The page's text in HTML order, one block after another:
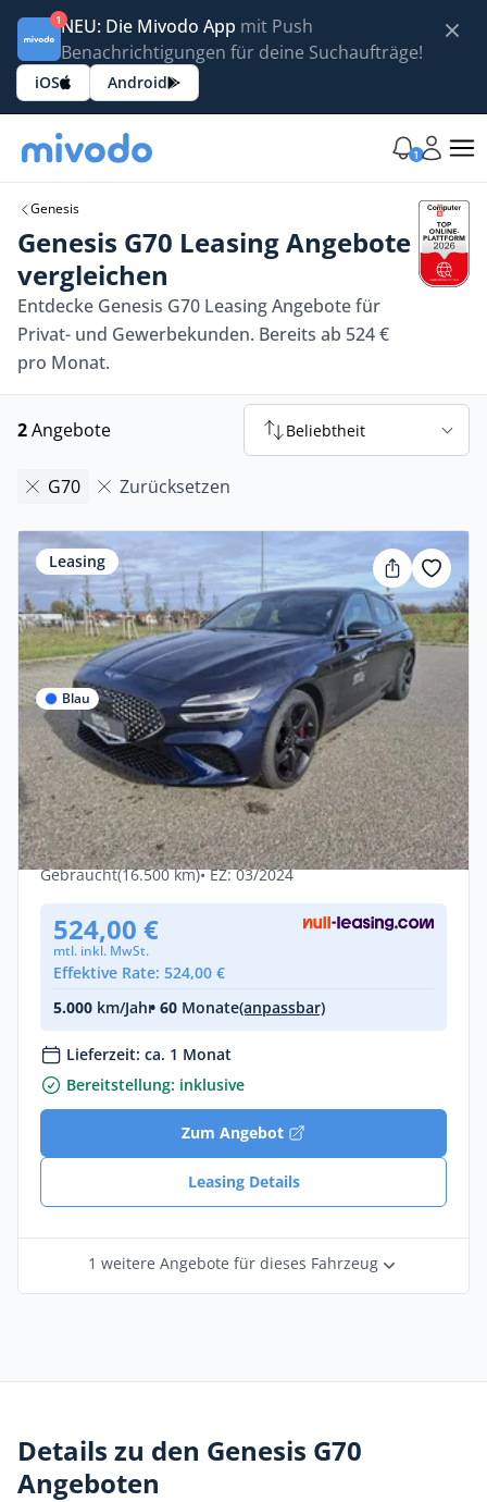
1NEU: Die Mivodo App mit Push
Benachrichtigungen für deine Suchaufträge!
iOS Android
1
Genesis
Genesis G70 Leasing Angebote
vergleichen
Entdecke Genesis G70 Leasing Angebote für
Privat- und Gewerbekunden. Bereits ab 524 €
pro Monat.
2Angebote Beliebtheit
G70 Zurücksetzen
Leasing
Blau
Privat
Genesis G70 GX8 Shooting Brake 2.0T
AWD Sport
Benzin •Automatik •245 PS (180 kW)
Gebraucht(16.500 km)• EZ: 03/2024
524,00 €
mtl. inkl. MwSt.
Effektive Rate: 524,00 €
5.000 km/Jahr• 60 Monate(anpassbar)
Lieferzeit: ca. 1 Monat
Bereitstellung: inklusive
Zum Angebot
Leasing Details
1 weitere Angebote für dieses Fahrzeug
Details zu den Genesis G70
Angeboten